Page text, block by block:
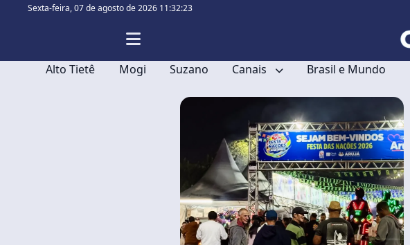
Sexta-feira,07 de agosto de 2026 11:32:24
Alto Tietê Mogi Suzano Canais Brasil e Mundo